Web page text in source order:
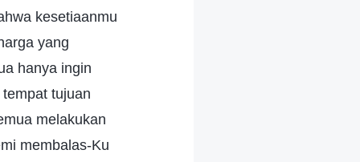
kesetiaanmu
yang
hanya ingin
tujuan
melakukan
membalas-Ku